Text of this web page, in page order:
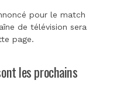
pour le match
de télévision sera
page.
les prochains